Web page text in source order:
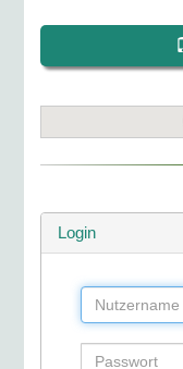
Login